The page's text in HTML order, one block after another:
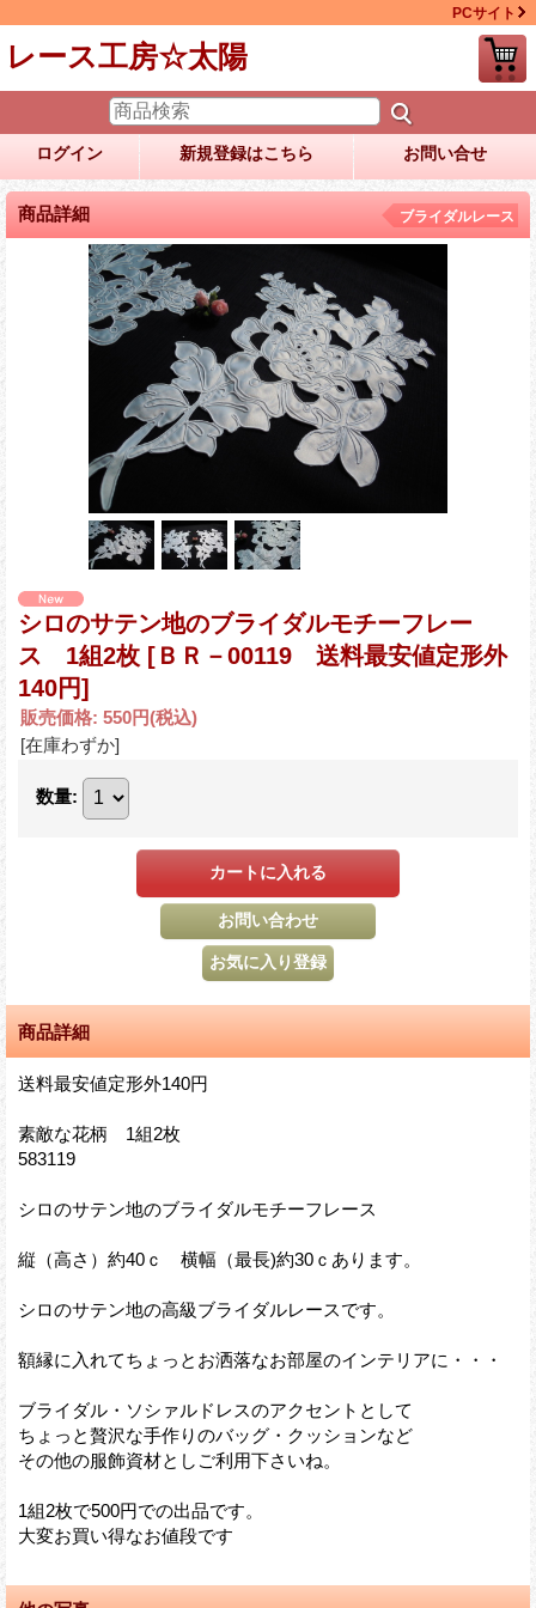
PCサイト
レース工房☆太陽
ログイン 新規登録はこちら お問い合せ
商品詳細 ブライダルレース
シロのサテン地のブライダルモチーフレー
ス 1組2枚 [ＢＲ－00119 送料最安値定形外
140円]
販売価格: 550円(税込)
[在庫わずか]
数量:
商品詳細
送料最安値定形外140円
素敵な花柄 1組2枚
583119
シロのサテン地のブライダルモチーフレース
縦（高さ）約40ｃ 横幅（最長)約30ｃあります。
シロのサテン地の高級ブライダルレースです。
額縁に入れてちょっとお洒落なお部屋のインテリアに・・・
ブライダル・ソシァルドレスのアクセントとして
ちょっと贅沢な手作りのバッグ・クッションなど
その他の服飾資材としご利用下さいね。
1組2枚で500円での出品です。
大変お買い得なお値段です